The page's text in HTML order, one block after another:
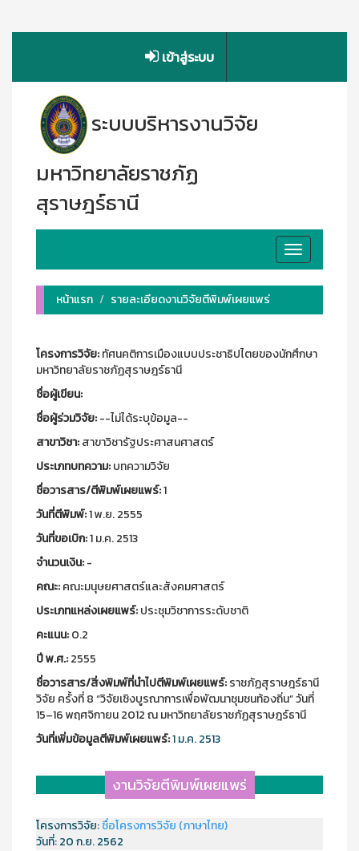
เข้าสู่ระบบ
ระบบบริหารงานวิจัย
มหาวิทยาลัยราชภัฏ
สุราษฎร์ธานี
Toggle
navigation
หน้าแรก
รายละเอียดงานวิจัยตีพิมพ์เผยแพร่
โครงการวิจัย:ทัศนคติการเมืองแบบประชาธิปไตยของนักศึกษา
มหาวิทยาลัยราชภัฏสุราษฎร์ธานี
ชื่อผู้เขียน:
ชื่อผู้ร่วมวิจัย:--ไม่ได้ระบุข้อมูล--
สาขาวิชา:สาขาวิชารัฐประศาสนศาสตร์
ประเภทบทความ:บทความวิจัย
ชื่อวารสาร/ตีพิมพ์เผยแพร์:1
วันที่ตีพิมพ์:1 พ.ย. 2555
วันที่ขอเบิก:1 ม.ค. 2513
จำนวนเงิน:-
คณะ:คณะมนุษยศาสตร์และสังคมศาสตร์
ประเภทแหล่งเผยแพร์:ประชุมวิชาการระดับชาติ
คะแนน:0.2
ปี พ.ศ.:2555
ชื่อวารสาร/สิ่งพิมพ์ที่นำไปตีพิมพ์เผยแพร์:ราชภัฏสุราษฎร์ธานี
วิจัย ครั้งที่ 8 “วิจัยเชิงบูรณาการเพื่อพัฒนาชุมชนท้องถิ่น” วันที่
15–16 พฤศจิกายน 2012 ณ มหาวิทยาลัยราชภัฏสุราษฎร์ธานี
วันที่เพิ่มข้อมูลตีพิมพ์เผยแพร์:1 ม.ค. 2513
งานวิจัยตีพิมพ์เผยแพร่
โครงการวิจัย:ชื่อโครงการวิจัย (ภาษาไทย)
วันที่:20 ก.ย. 2562